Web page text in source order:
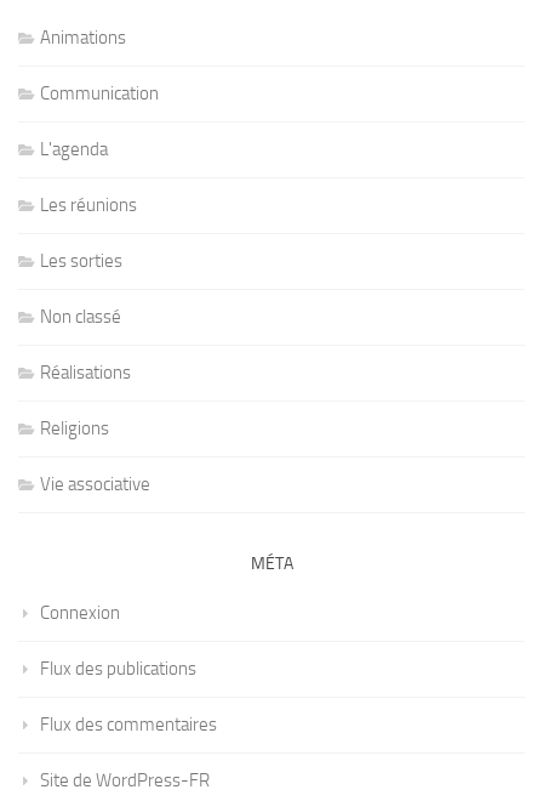
Animations
Communication
L'agenda
Les réunions
Les sorties
Non classé
Réalisations
Religions
Vie associative
MÉTA
Connexion
Flux des publications
Flux des commentaires
Site de WordPress-FR